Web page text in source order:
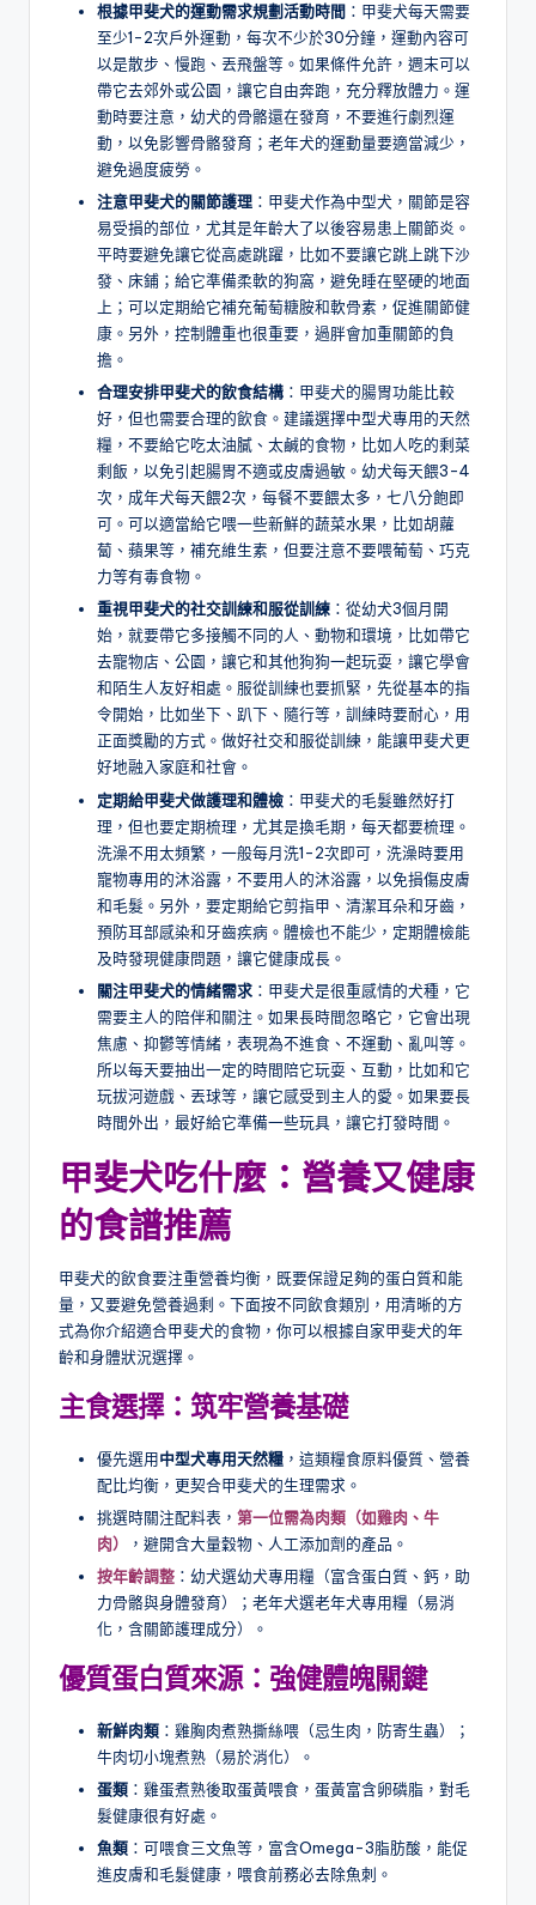
根據甲斐犬的運動需求規劃活動時間 ：甲斐犬每天需要
至少1-2次戶外運動，每次不少於30分鐘，運動內容可
以是散步、慢跑、丟飛盤等。如果條件允許，週末可以
帶它去郊外或公園，讓它自由奔跑，充分釋放體力。運
動時要注意，幼犬的骨骼還在發育，不要進行劇烈運
動，以免影響骨骼發育；老年犬的運動量要適當減少，
避免過度疲勞。
注意甲斐犬的關節護理 ：甲斐犬作為中型犬，關節是容
易受損的部位，尤其是年齡大了以後容易患上關節炎。
平時要避免讓它從高處跳躍，比如不要讓它跳上跳下沙
發、床鋪；給它準備柔軟的狗窩，避免睡在堅硬的地面
上；可以定期給它補充葡萄糖胺和軟骨素，促進關節健
康。另外，控制體重也很重要，過胖會加重關節的負
擔。
合理安排甲斐犬的飲食結構 ：甲斐犬的腸胃功能比較
好，但也需要合理的飲食。建議選擇中型犬專用的天然
糧，不要給它吃太油膩、太鹹的食物，比如人吃的剩菜
剩飯，以免引起腸胃不適或皮膚過敏。幼犬每天餵3-4
次，成年犬每天餵2次，每餐不要餵太多，七八分飽即
可。可以適當給它喂一些新鮮的蔬菜水果，比如胡蘿
蔔、蘋果等，補充維生素，但要注意不要喂葡萄、巧克
力等有毒食物。
重視甲斐犬的社交訓練和服從訓練 ：從幼犬3個月開
始，就要帶它多接觸不同的人、動物和環境，比如帶它
去寵物店、公園，讓它和其他狗狗一起玩耍，讓它學會
和陌生人友好相處。服從訓練也要抓緊，先從基本的指
令開始，比如坐下、趴下、隨行等，訓練時要耐心，用
正面獎勵的方式。做好社交和服從訓練，能讓甲斐犬更
好地融入家庭和社會。
定期給甲斐犬做護理和體檢 ：甲斐犬的毛髮雖然好打
理，但也要定期梳理，尤其是換毛期，每天都要梳理。
洗澡不用太頻繁，一般每月洗1-2次即可，洗澡時要用
寵物專用的沐浴露，不要用人的沐浴露，以免損傷皮膚
和毛髮。另外，要定期給它剪指甲、清潔耳朵和牙齒，
預防耳部感染和牙齒疾病。體檢也不能少，定期體檢能
及時發現健康問題，讓它健康成長。
關注甲斐犬的情緒需求 ：甲斐犬是很重感情的犬種，它
需要主人的陪伴和關注。如果長時間忽略它，它會出現
焦慮、抑鬱等情緒，表現為不進食、不運動、亂叫等。
所以每天要抽出一定的時間陪它玩耍、互動，比如和它
玩拔河遊戲、丟球等，讓它感受到主人的愛。如果要長
時間外出，最好給它準備一些玩具，讓它打發時間。
甲斐犬吃什麼：營養又健康
的食譜推薦
甲斐犬的飲食要注重營養均衡，既要保證足夠的蛋白質和能
量，又要避免營養過剩。下面按不同飲食類別，用清晰的方
式為你介紹適合甲斐犬的食物，你可以根據自家甲斐犬的年
齡和身體狀況選擇。
主食選擇：筑牢營養基礎
優先選用中型犬專用天然糧 ，這類糧食原料優質、營養
配比均衡，更契合甲斐犬的生理需求。
挑選時關注配料表， 第一位需為肉類（如雞肉、牛
肉）
，避開含大量穀物、人工添加劑的產品。
按年齡調整 ：幼犬選幼犬專用糧（富含蛋白質、鈣，助
力骨骼與身體發育）；老年犬選老年犬專用糧（易消
化，含關節護理成分）。
優質蛋白質來源：強健體魄關鍵
新鮮肉類 ：雞胸肉煮熟撕絲喂（忌生肉，防寄生蟲）；
牛肉切小塊煮熟（易於消化）。
蛋類 ：雞蛋煮熟後取蛋黃喂食，蛋黃富含卵磷脂，對毛
髮健康很有好處。
魚類 ：可喂食三文魚等，富含Omega-3脂肪酸，能促
進皮膚和毛髮健康，喂食前務必去除魚刺。